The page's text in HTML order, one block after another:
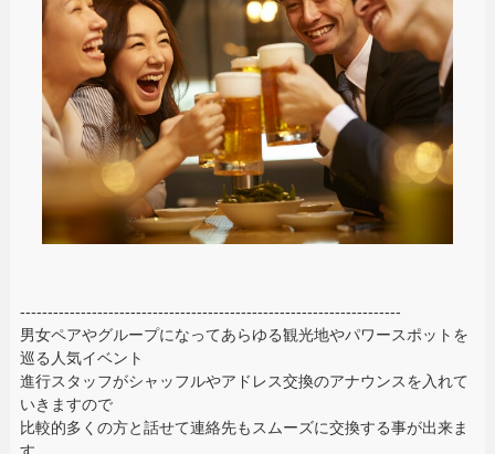
---------------------------------------------------------------------
男女ペアやグループになってあらゆる観光地やパワースポットを
巡る人気イベント
進行スタッフがシャッフルやアドレス交換のアナウンスを入れて
いきますので
比較的多くの方と話せて連絡先もスムーズに交換する事が出来ま